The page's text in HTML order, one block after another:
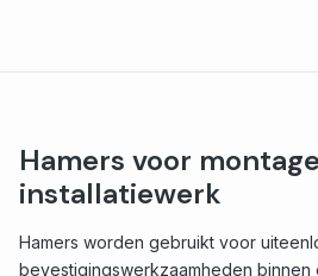
Hamers voor
installatiewerk
Hamers worden gebruikt voor
bevestigingswerkzaamheden binnen